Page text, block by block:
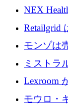
ラットフ
NEX
100万ユ
Retailgrid
ラウンド
ゲットに
モンゾは
ミストラ
Lexroom
てヨーロ
モウロ・